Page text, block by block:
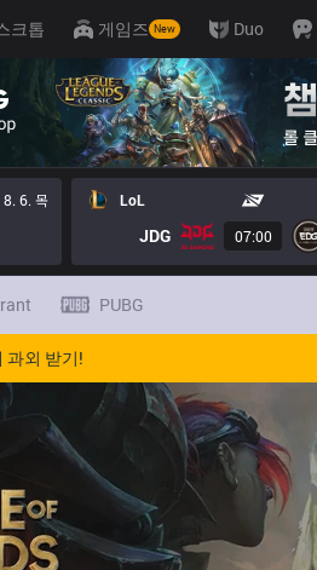
크톱 게임즈 New Duo
8. 6. 목 LoL
JDG 07:00
PUBG
과외 받기!